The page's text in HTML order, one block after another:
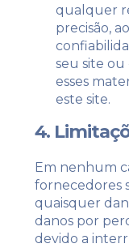
qualquer
precisão,
seu site
esses
este site.
4.
Em nenhum
fornecedores
quaisquer
danos por
devido a